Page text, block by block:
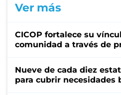
Ver más
CICOP fortalece su
comunidad a través de
Nueve de cada diez
para cubrir necesidades